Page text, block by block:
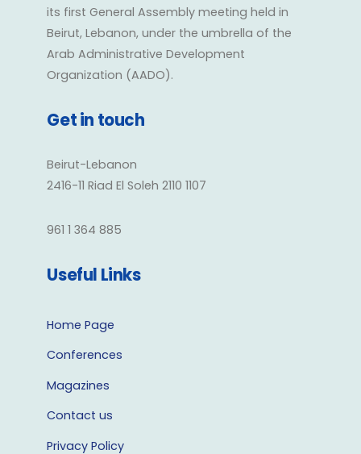
its first General Assembly meeting held in
Beirut, Lebanon, under the umbrella of the
Arab Administrative Development
Organization (AADO).
Get in touch
Beirut-Lebanon
2416-11 Riad El Soleh 2110 1107
961 1 364 885
Useful Links
Home Page
Conferences
Magazines
Contact us
Privacy Policy